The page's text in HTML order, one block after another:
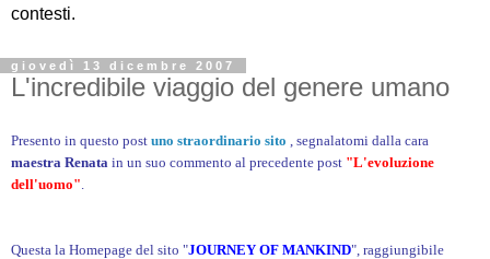
contesti.
giovedì 13 dicembre 2007
L'incredibile viaggio del genere umano
Presento in questo post uno straordinario sito , segnalatomi dalla cara
maestra Renata in un suo commento al precedente post "L'evoluzione
dell'uomo"
Questa la Homepage del sito "JOURNEY OF MANKIND", raggiungibile